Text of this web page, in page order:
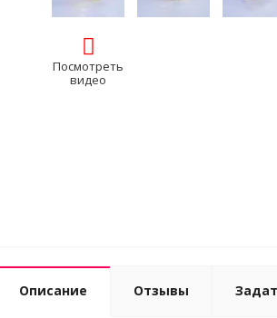
Посмотреть
видео
Описание Отзывы